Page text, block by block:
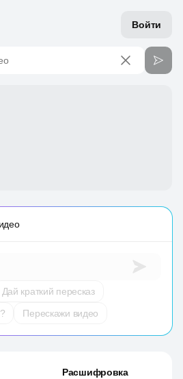
Войти
Дай краткий пересказ
Перескажи видео
Расшифровка